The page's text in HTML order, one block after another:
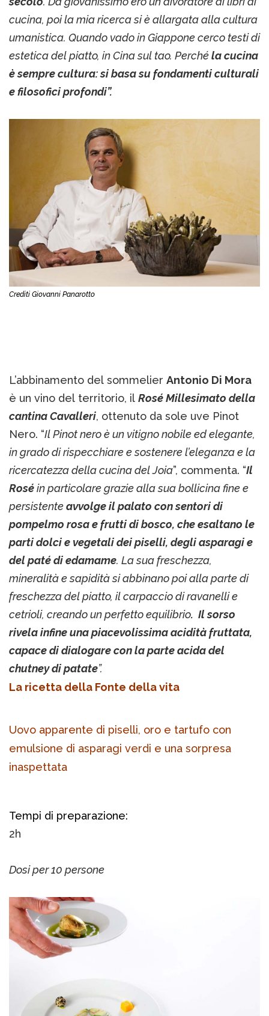
cucina, poi la mia ricerca si è allargata alla cultura
umanistica. Quando vado in Giappone cerco testi di
estetica del piatto, in Cina sul tao. Perchéla cucina
è sempre cultura: si basa su fondamenti culturali
e filosofici profondi”.
Crediti Giovanni Panarotto
L’abbinamento del sommelier Antonio Di Mora
è un vino del territorio, il Rosé Millesimato della
cantina Cavalleri, ottenuto da sole uve Pinot
Nero. “Il Pinot nero è un vitigno nobile ed elegante,
in grado di rispecchiare e sostenere l’eleganza e la
ricercatezza della cucina del Joia”, commenta. “Il
Roséin particolare grazie alla sua bollicina fine e
persistenteavvolge il palato con sentori di
pompelmo rosa e frutti di bosco, che esaltano le
parti dolci e vegetali dei piselli, degli asparagi e
del paté di edamame. La sua freschezza,
mineralità e sapidità si abbinano poi alla parte di
freschezza del piatto, il carpaccio di ravanelli e
cetrioli, creando un perfetto equilibrio. Il sorso
rivela infine una piacevolissima acidità fruttata,
capace di dialogare con la parte acida del
chutney di patate”.
La ricetta della Fonte della vita
Uovo apparente di piselli, oro e tartufo con
emulsione di asparagi verdi e una sorpresa
inaspettata
Tempi di preparazione:
2h
Dosi per 10 persone